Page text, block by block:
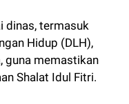
dinas, termasuk
Hidup (DLH),
guna memastikan
Shalat Idul Fitri.